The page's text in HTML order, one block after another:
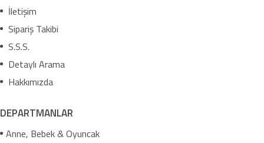
İletişim
Sipariş Takibi
S.S.S.
Detaylı Arama
Hakkımızda
DEPARTMANLAR
Anne, Bebek & Oyuncak